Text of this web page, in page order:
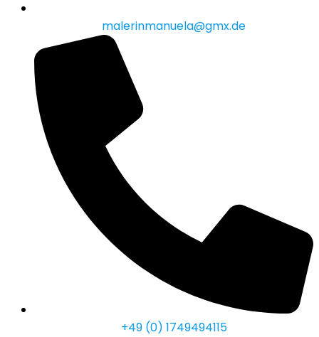
malerinmanuela@gmx.de
+49 (0) 1749494115